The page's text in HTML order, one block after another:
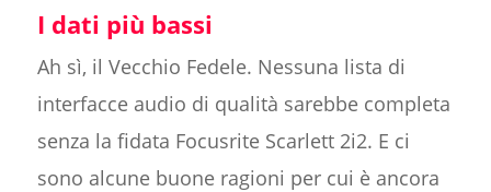
I dati più bassi
Ah sì, il Vecchio Fedele. Nessuna lista di
interfacce audio di qualità sarebbe completa
senza la fidata Focusrite Scarlett 2i2. E ci
sono alcune buone ragioni per cui è ancora